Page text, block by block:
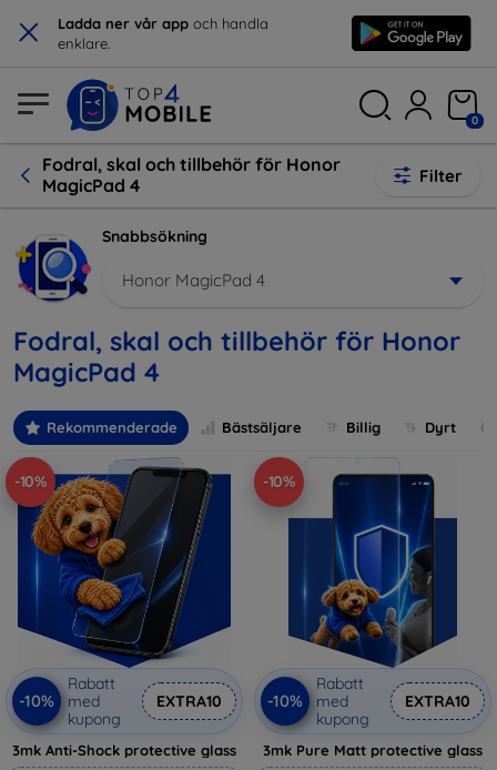
× Ladda ner vår app och handla
enklare.
0
Fodral, skal och tillbehör för Honor
MagicPad 4
Filter
Snabbsökning
Honor MagicPad 4
Fodral, skal och tillbehör för Honor
MagicPad 4
Rekommenderade Bästsäljare Billig Dyrt
-10%
-10%
Rabatt
med
kupong
EXTRA10
3mk Anti-Shock protective glass
-10%
-10%
Rabatt
med
kupong
EXTRA10
3mk Pure Matt protective glass